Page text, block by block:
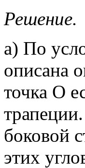
Решение.
а) По
описана
точка О
боковой
этих